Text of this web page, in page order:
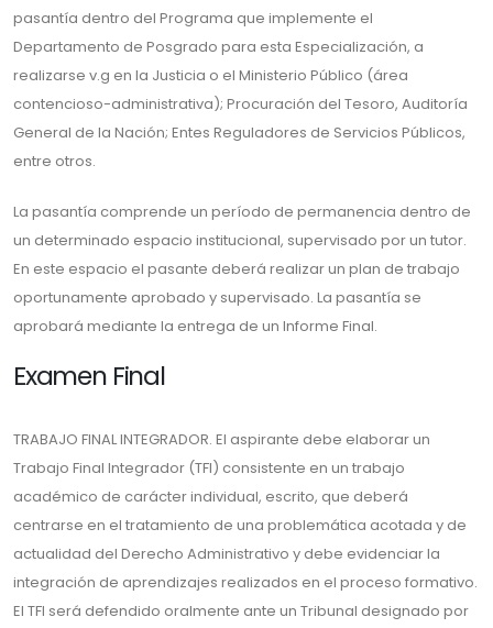
pasantía dentro del Programa que implemente el
Departamento de Posgrado para esta Especialización, a
realizarse v.g en la Justicia o el Ministerio Público (área
contencioso-administrativa); Procuración del Tesoro, Auditoría
General de la Nación; Entes Reguladores de Servicios Públicos,
entre otros.
La pasantía comprende un período de permanencia dentro de
un determinado espacio institucional, supervisado por un tutor.
En este espacio el pasante deberá realizar un plan de trabajo
oportunamente aprobado y supervisado. La pasantía se
aprobará mediante la entrega de un Informe Final.
Examen Final
TRABAJO FINAL INTEGRADOR. El aspirante debe elaborar un
Trabajo Final Integrador (TFI) consistente en un trabajo
académico de carácter individual, escrito, que deberá
centrarse en el tratamiento de una problemática acotada y de
actualidad del Derecho Administrativo y debe evidenciar la
integración de aprendizajes realizados en el proceso formativo.
El TFI será defendido oralmente ante un Tribunal designado por